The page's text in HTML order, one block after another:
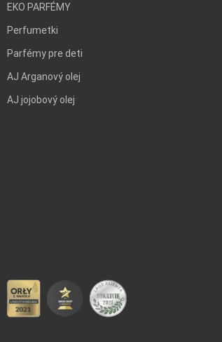
EKO PARFÉMY
Perfumetki
Parfémy pre deti
AJ Arganový olej
AJ jojobový olej